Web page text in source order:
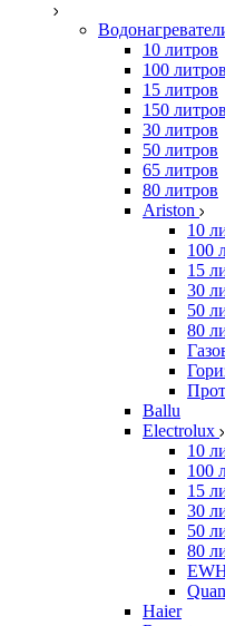
10 литров
100 литров
15 литров
150 литров
30 литров
50 литров
65 литров
80 литров
Ariston
10
100
15
30
50
80
Ballu
Electrolux
10
100
15
30
50
80
Haier